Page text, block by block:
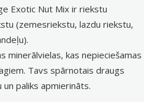
Exotic Nut Mix ir riekstu
(zemesriekstu, lazdu riekstu,
minerālvielas, kas nepieciešamas
Tavs spārnotais draugs
paliks apmierināts.